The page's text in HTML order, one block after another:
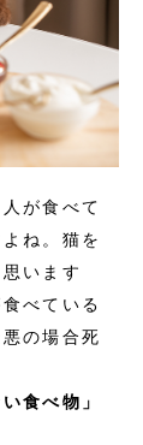
が食べて
ね。猫を
います
べている
の場合死
食べ物」